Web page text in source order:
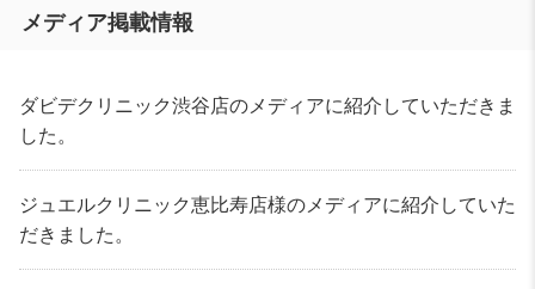
メディア掲載情報
ダビデクリニック渋谷店のメディアに紹介していただきま
した。
ジュエルクリニック恵比寿店様のメディアに紹介していた
だきました。